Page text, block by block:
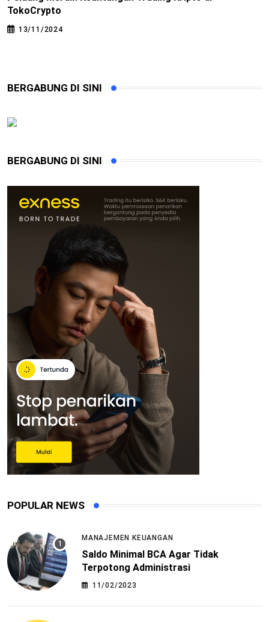
TokoCrypto
13/11/2024
BERGABUNG DI SINI
BERGABUNG DI SINI
POPULAR NEWS
MANAJEMEN KEUANGAN
Saldo Minimal BCA Agar Tidak
Terpotong Administrasi
11/02/2023